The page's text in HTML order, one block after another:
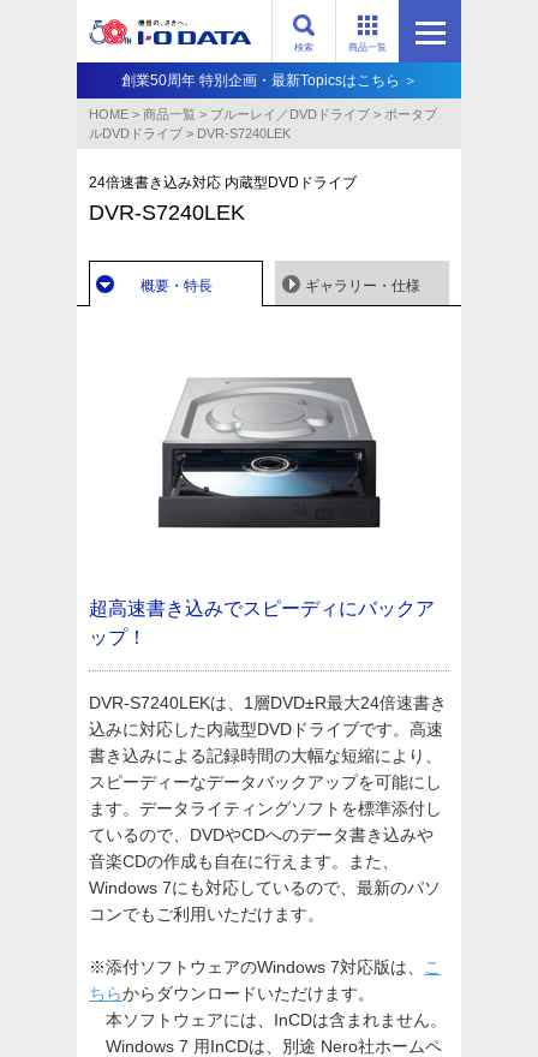
商品一覧
検索
創業50周年 特別企画・最新Topicsはこちら ＞
HOME > 商品一覧 > ブルーレイ／DVDドライブ > ポータブ
ルDVDドライブ > DVR-S7240LEK
24倍速書き込み対応 内蔵型DVDドライブ
DVR-S7240LEK
概要・特長 ギャラリー・仕様
超高速書き込みでスピーディにバックア
ップ！
DVR-S7240LEKは、1層DVD±R最大24倍速書き
込みに対応した内蔵型DVDドライブです。高速
書き込みによる記録時間の大幅な短縮により、
スピーディーなデータバックアップを可能にし
ます。データライティングソフトを標準添付し
ているので、DVDやCDへのデータ書き込みや
音楽CDの作成も自在に行えます。また、
Windows 7にも対応しているので、最新のパソ
コンでもご利用いただけます。
※添付ソフトウェアのWindows 7対応版は、
こ
ちらからダウンロードいただけます。
本ソフトウェアには、InCDは含まれません。
Windows 7 用InCDは、別途 Nero社ホームペ